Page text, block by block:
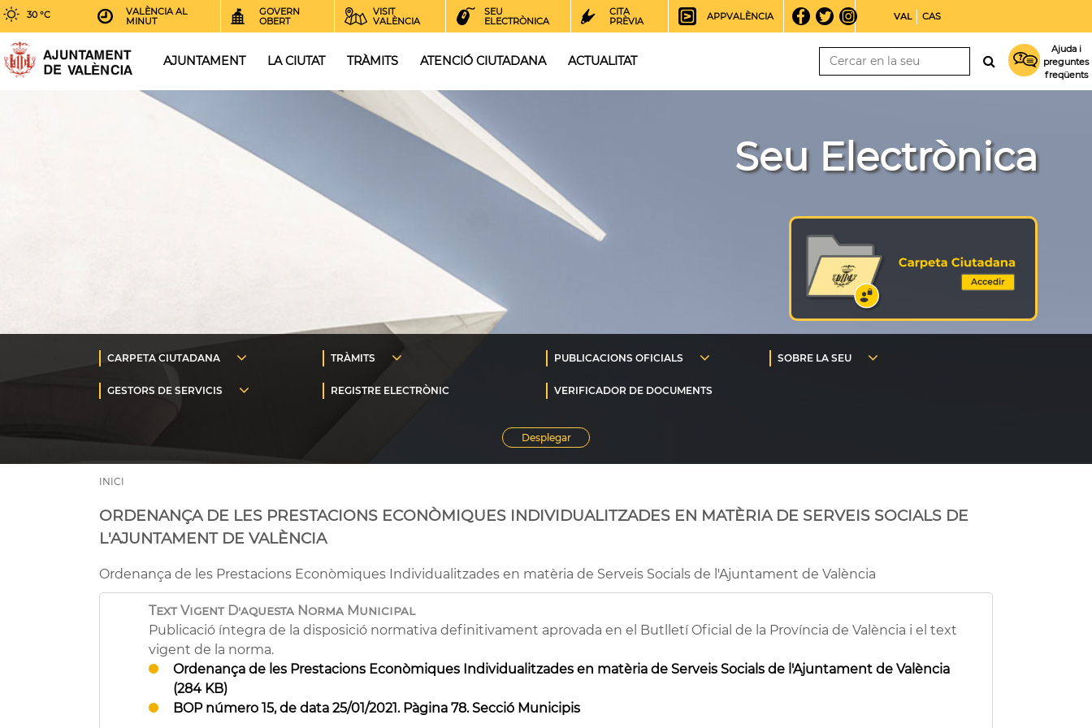
30 °C
VALÈNCIA AL
MINUT
GOVERN
OBERT
VISIT
VALÈNCIA
SEU
ELECTRÒNICA
CITA
PRÈVIA
APPVALÈNCIA VAL CAS
AJUNTAMENT LA CIUTAT TRÀMITS ATENCIÓ CIUTADANA ACTUALITAT
Ajuda i
preguntes
freqüents
Seu Electrònica
INICI
ORDENANÇA DE LES PRESTACIONS ECONÒMIQUES INDIVIDUALITZADES EN MATÈRIA DE SERVEIS SOCIALS DE
L'AJUNTAMENT DE VALÈNCIA
Ordenança de les Prestacions Econòmiques Individualitzades en matèria de Serveis Socials de l'Ajuntament de València
Text Vigent D'aquesta Norma Municipal
Publicació íntegra de la disposició normativa definitivament aprovada en el Butlletí Oficial de la Província de València i el text
vigent de la norma.
Ordenança de les Prestacions Econòmiques Individualitzades en matèria de Serveis Socials de l'Ajuntament de València
(284 KB)
BOP número 15, de data 25/01/2021. Pàgina 78. Secció Municipis